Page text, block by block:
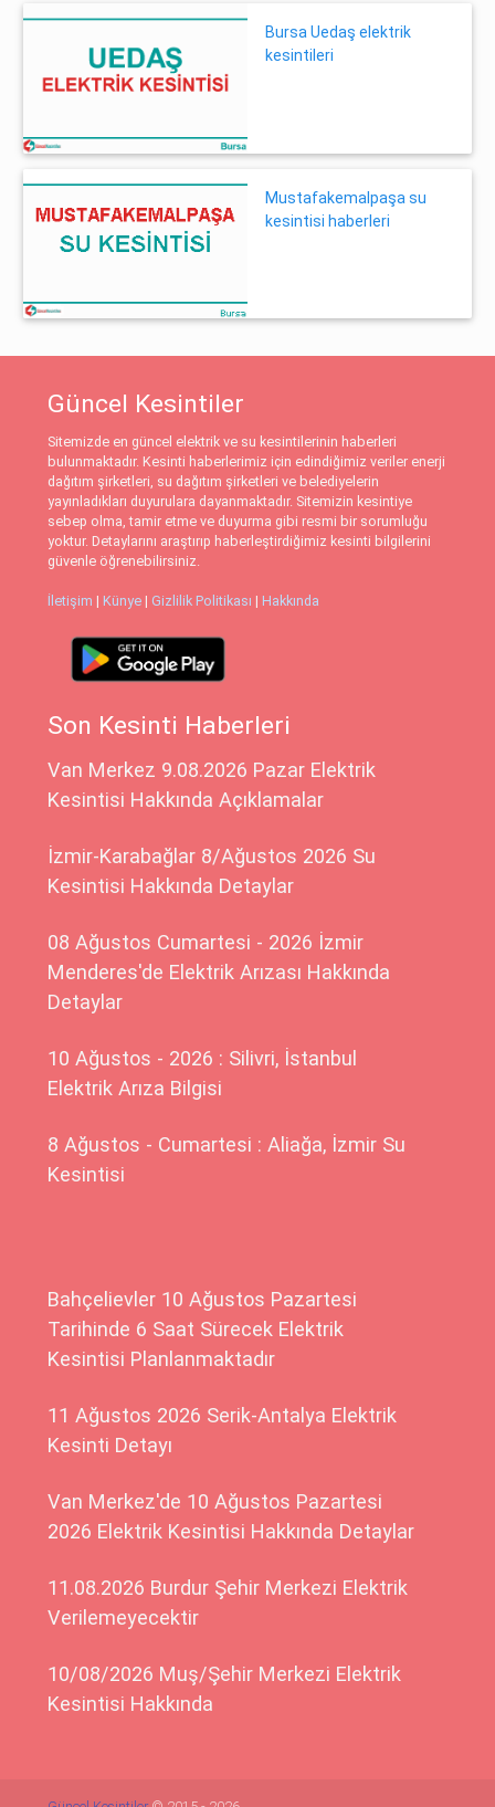
Bursa Uedaş elektrik
kesintileri
Mustafakemalpaşa su
kesintisi haberleri
Güncel Kesintiler
Sitemizde en güncel elektrik ve su kesintilerinin haberleri
bulunmaktadır. Kesinti haberlerimiz için edindiğimiz veriler enerji
dağıtım şirketleri, su dağıtım şirketleri ve belediyelerin
yayınladıkları duyurulara dayanmaktadır. Sitemizin kesintiye
sebep olma, tamir etme ve duyurma gibi resmi bir sorumluğu
yoktur. Detaylarını araştırıp haberleştirdiğimiz kesinti bilgilerini
güvenle öğrenebilirsiniz.
İletişim | Künye | Gizlilik Politikası | Hakkında
Son Kesinti Haberleri
Van Merkez 9.08.2026 Pazar Elektrik
Kesintisi Hakkında Açıklamalar
İzmir-Karabağlar 8/Ağustos 2026 Su
Kesintisi Hakkında Detaylar
08 Ağustos Cumartesi - 2026 İzmir
Menderes'de Elektrik Arızası Hakkında
Detaylar
10 Ağustos - 2026 : Silivri, İstanbul
Elektrik Arıza Bilgisi
8 Ağustos - Cumartesi : Aliağa, İzmir Su
Kesintisi
Bahçelievler 10 Ağustos Pazartesi
Tarihinde 6 Saat Sürecek Elektrik
Kesintisi Planlanmaktadır
11 Ağustos 2026 Serik-Antalya Elektrik
Kesinti Detayı
Van Merkez'de 10 Ağustos Pazartesi
2026 Elektrik Kesintisi Hakkında Detaylar
11.08.2026 Burdur Şehir Merkezi Elektrik
Verilemeyecektir
10/08/2026 Muş/Şehir Merkezi Elektrik
Kesintisi Hakkında